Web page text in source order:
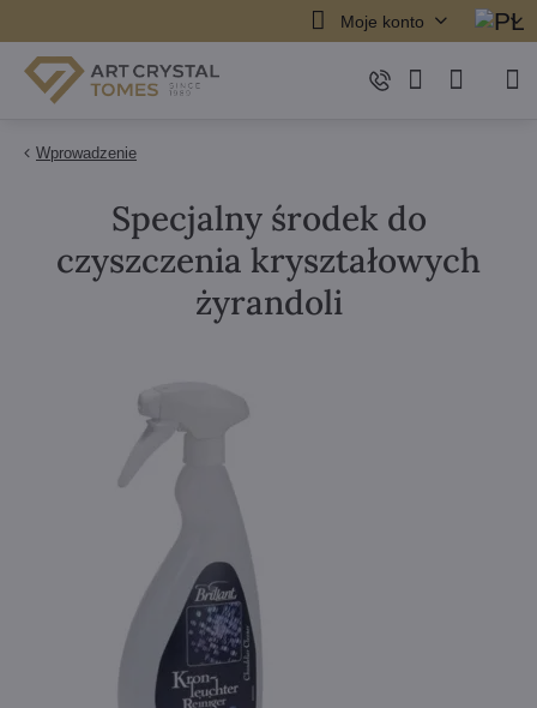
Moje konto
Wprowadzenie
Specjalny środek do
czyszczenia kryształowych
żyrandoli